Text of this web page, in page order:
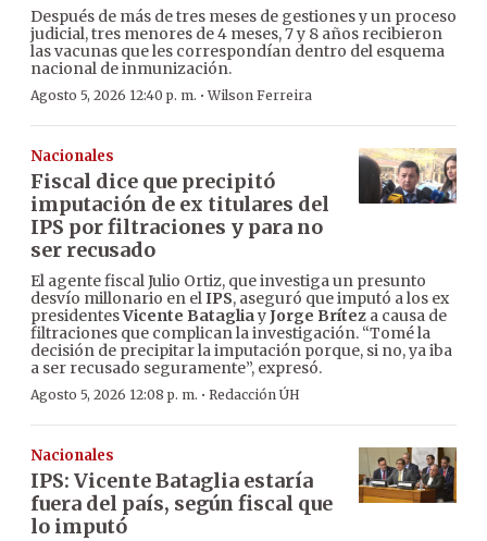
Después de más de tres meses de gestiones y un proceso
judicial, tres menores de 4 meses, 7 y 8 años recibieron
las vacunas que les correspondían dentro del esquema
nacional de inmunización.
Agosto 5, 2026 12:40 p. m. ·Wilson Ferreira
Nacionales
Fiscal dice que precipitó
imputación de ex titulares del
IPS por filtraciones y para no
ser recusado
El agente fiscal Julio Ortiz, que investiga un presunto
desvío millonario en elIPS, aseguró que imputó a los ex
presidentesVicente BatagliayJorge Brítez a causa de
filtraciones que complican la investigación. “Tomé la
decisión de precipitar la imputación porque, si no, ya iba
a ser recusado seguramente”, expresó.
Agosto 5, 2026 12:08 p. m. · Redacción ÚH
Nacionales
IPS: Vicente Bataglia estaría
fuera del país, según fiscal que
lo imputó